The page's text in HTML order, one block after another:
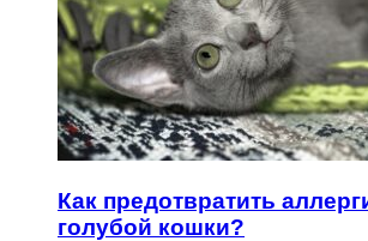
Как предотвратить
голубой кошки?